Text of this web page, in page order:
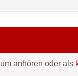
anhören oder als